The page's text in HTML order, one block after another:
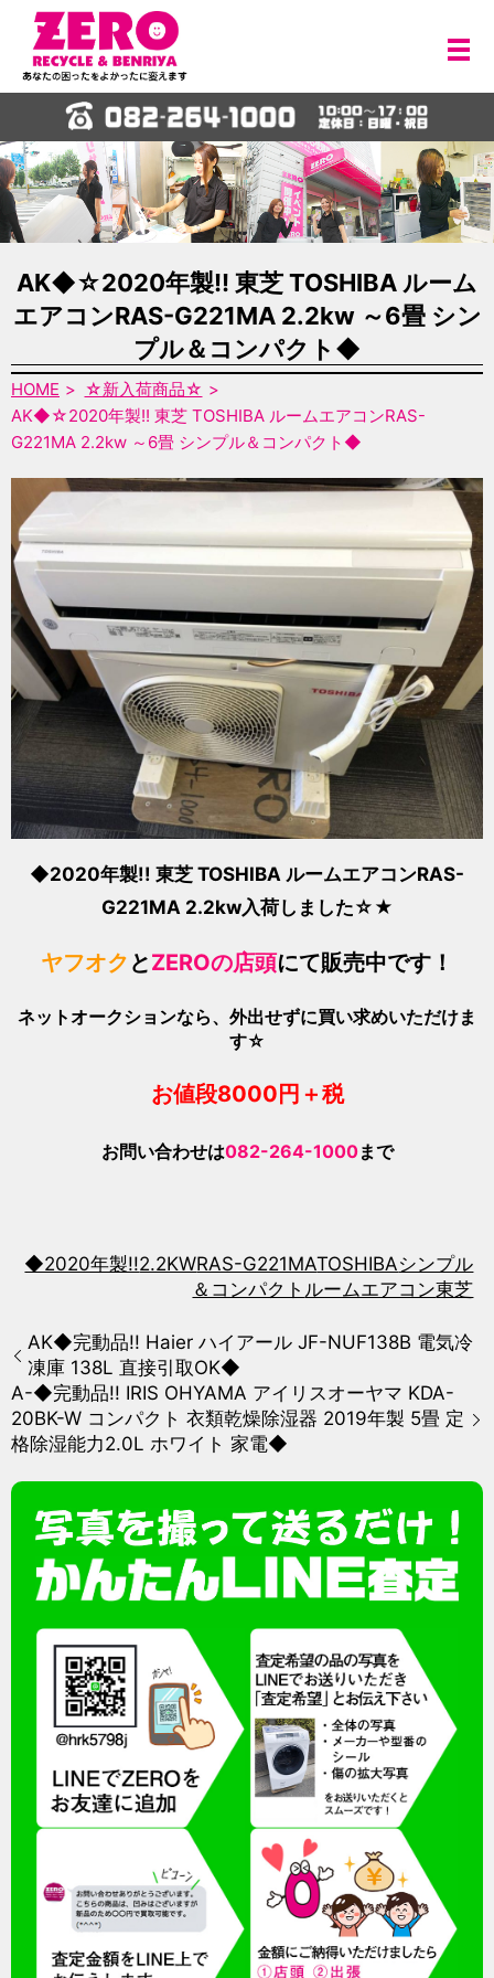
メ
AK◆☆2020年製!! 東芝 TOSHIBA ルーム
エアコンRAS-G221MA 2.2kw ～6畳 シン
プル＆コンパクト◆
HOME
☆新入荷商品☆
AK◆☆2020年製!! 東芝 TOSHIBA ルームエアコンRAS-
G221MA 2.2kw ～6畳 シンプル＆コンパクト◆
◆2020年製!! 東芝 TOSHIBA ルームエアコンRAS-
G221MA 2.2kw入荷しました☆★
ヤフオク とZEROの店頭にて販売中です！
ネットオークションなら、外出せずに買い求めいただけま
す☆
お値段8000 円＋税
お問い合わせは082-264-1000まで
◆2020年製!!2.2KWRAS-G221MATOSHIBAシンプル
＆コンパクト ルームエアコン東芝
AK◆完動品!! Haier ハイアール JF-NUF138B 電気冷
凍庫 138L 直接引取OK◆
A-◆完動品!! IRIS OHYAMA アイリスオーヤマ KDA-
20BK-W コンパクト 衣類乾燥除湿器 2019年製 5畳 定
格除湿能力2.0L ホワイト 家電◆